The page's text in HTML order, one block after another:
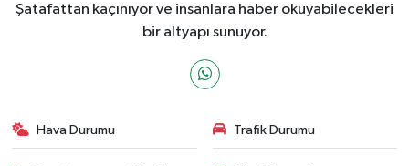
Şatafattan kaçınıyor ve insanlara haber okuyabilecekleri
bir altyapı sunuyor.
Hava Durumu Trafik Durumu